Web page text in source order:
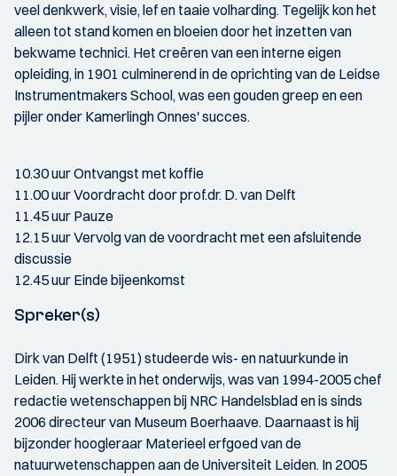
veel denkwerk, visie, lef en taaie volharding. Tegelijk kon het
alleen tot stand komen en bloeien door het inzetten van
bekwame technici. Het creëren van een interne eigen
opleiding, in 1901 culminerend in de oprichting van de Leidse
Instrumentmakers School, was een gouden greep en een
pijler onder Kamerlingh Onnes' succes.
10.30 uur Ontvangst met koffie
11.00 uur Voordracht door prof.dr. D. van Delft
11.45 uur Pauze
12.15 uur Vervolg van de voordracht met een afsluitende
discussie
12.45 uur Einde bijeenkomst
Spreker(s)
Dirk van Delft (1951) studeerde wis- en natuurkunde in
Leiden. Hij werkte in het onderwijs, was van 1994-2005 chef
redactie wetenschappen bij NRC Handelsblad en is sinds
2006 directeur van Museum Boerhaave. Daarnaast is hij
bijzonder hoogleraar Materieel erfgoed van de
natuurwetenschappen aan de Universiteit Leiden. In 2005